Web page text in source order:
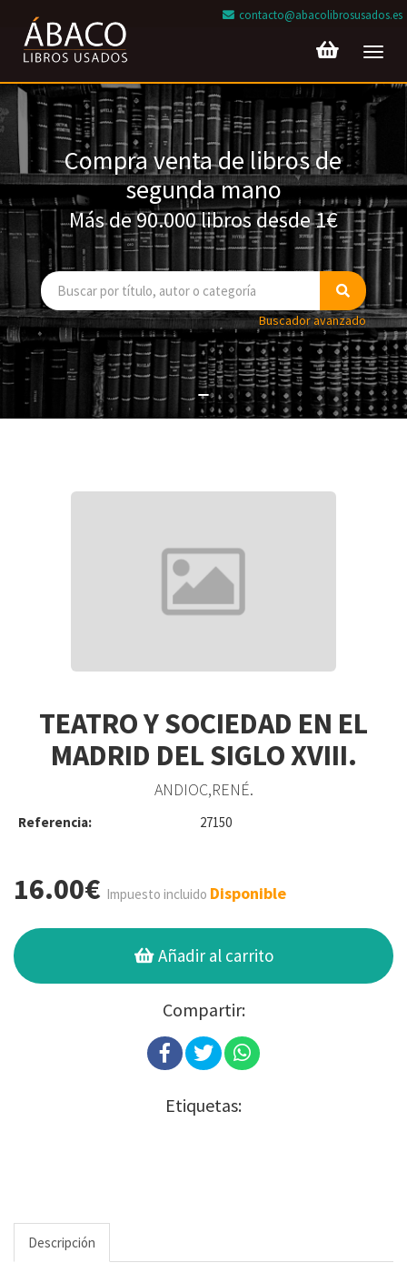
contacto@abacolibrosusados.es
Compra venta de libros de
segunda mano
Más de 90.000 libros desde 1€
Buscador avanzado
TEATRO Y SOCIEDAD EN EL
MADRID DEL SIGLO XVIII.
ANDIOC,RENÉ.
Referencia: 27150
16.00€ Impuesto incluido Disponible
Añadir al carrito
Compartir:
Etiquetas:
Descripción